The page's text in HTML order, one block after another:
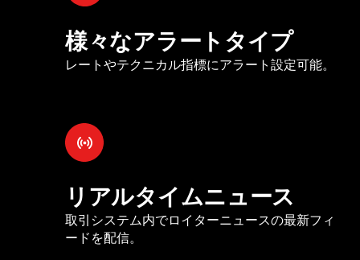
様々なアラートタイプ
レートやテクニカル指標にアラート設定可能。
リアルタイムニュース
取引システム内でロイターニュースの最新フィ
ードを配信。